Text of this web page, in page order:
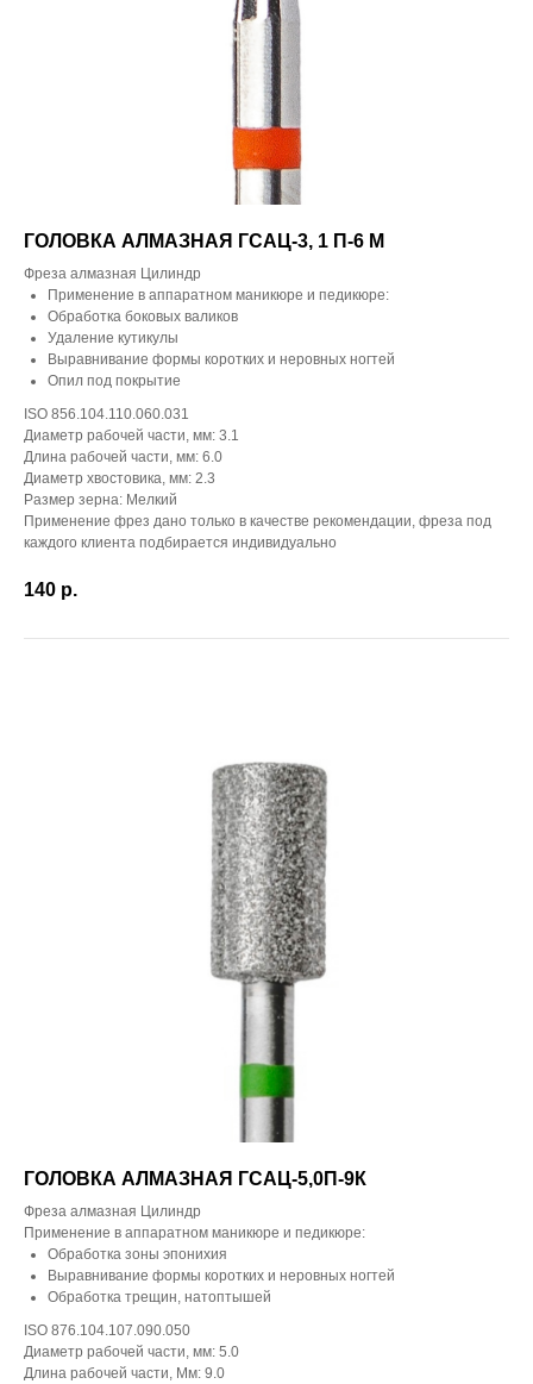
ГОЛОВКА АЛМАЗНАЯ ГСАЦ-3, 1 П-6 М
Фреза алмазная Цилиндр
Применение в аппаратном маникюре и педикюре:
Обработка боковых валиков
Удаление кутикулы
Выравнивание формы коротких и неровных ногтей
Опил под покрытие
ISO 856.104.110.060.031
Диаметр рабочей части, мм: 3.1
Длина рабочей части, мм: 6.0
Диаметр хвостовика, мм: 2.3
Размер зерна: Мелкий
Применение фрез дано только в качестве рекомендации, фреза под
каждого клиента подбирается индивидуально
140 р.
ГОЛОВКА АЛМАЗНАЯ ГСАЦ-5,0П-9К
Фреза алмазная Цилиндр
Применение в аппаратном маникюре и педикюре:
Обработка зоны эпонихия
Выравнивание формы коротких и неровных ногтей
Обработка трещин, натоптышей
ISO 876.104.107.090.050
Диаметр рабочей части, мм: 5.0
Длина рабочей части, Мм: 9.0